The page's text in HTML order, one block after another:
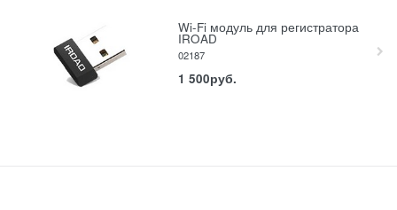
Wi-Fi модуль для регистратора
IROAD
02187
1 500руб.